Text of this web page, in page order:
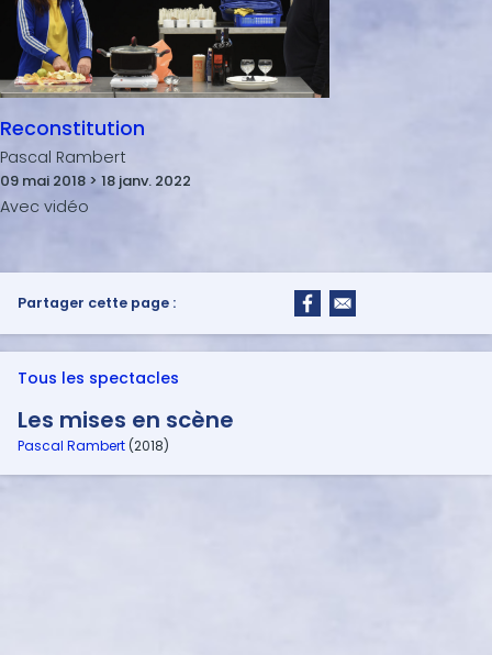
Reconstitution
Pascal Rambert
09 mai 2018 > 18 janv. 2022
Partager cette page :
Tous les spectacles
Les mises en scène
Pascal Rambert (2018)